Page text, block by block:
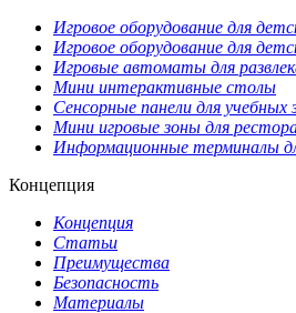
Игровое оборудование для
Игровое оборудование для
Игровые автоматы для
Мини интерактивные столы
Сенсорные панели для учебных
Мини игровые зоны для
Информационные терминалы
Концепция
Концепция
Статьи
Преимущества
Безопасность
Материалы